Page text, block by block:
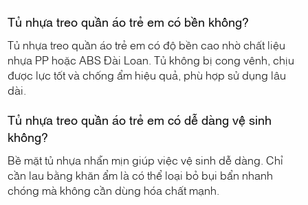
Tủ nhựa treo quần áo trẻ em có bền không?
Tủ nhựa treo quần áo trẻ em có độ bền cao nhờ chất liệu
nhựa PP hoặc ABS Đài Loan. Tủ không bị cong vênh, chịu
được lực tốt và chống ẩm hiệu quả, phù hợp sử dụng lâu
dài.
Tủ nhựa treo quần áo trẻ em có dễ dàng vệ sinh
không?
Bề mặt tủ nhựa nhẵn mịn giúp việc vệ sinh dễ dàng. Chỉ
cần lau bằng khăn ẩm là có thể loại bỏ bụi bẩn nhanh
chóng mà không cần dùng hóa chất mạnh.